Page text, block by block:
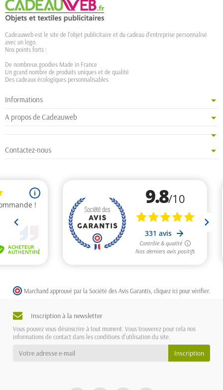
Cadeauweb est le site de l'objet publicitaire et du cadeau d'entreprise personnalisé
avec un logo.
Nos points forts :
De nombreux goodies Made in France
Un grand nombre de produits uniques et de qualité
Des cadeaux écologiques personnalisables
Informations
A propos de Cadeauweb
Contactez-nous
Marchand approuvé par la Société des Avis Garantis, cliquez ici pour vérifier
Inscription à la newsletter
Vous pouvez vous désinscrire à tout moment. Vous trouverez pour cela nos
informations de contact dans les conditions d'utilisation du site.